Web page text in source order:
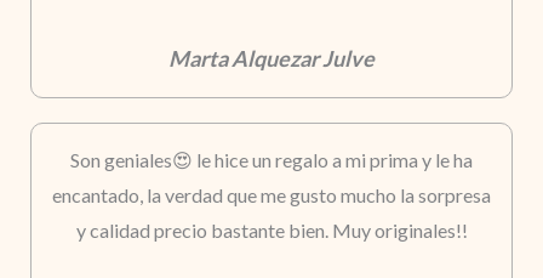
Marta Alquezar Julve
Son geniales😍 le hice un regalo a mi prima y le ha
encantado, la verdad que me gusto mucho la sorpresa
y calidad precio bastante bien. Muy originales!!